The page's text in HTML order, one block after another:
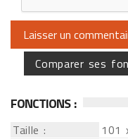
Comparer ses
FONCTIONS :
Taille :
101